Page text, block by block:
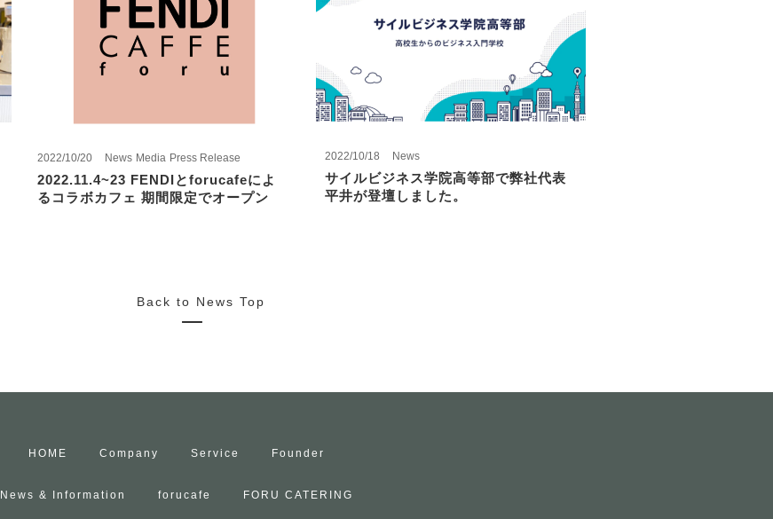
2022/10/20 News Media Press Release
2022.11.4~23 FENDIとforucafeによ
るコラボカフェ 期間限定でオープン
2022/10/18 News
サイルビジネス学院高等部で弊社代表
平井が登壇しました。
Back to News Top
HOME Company Service Founder
News & Information forucafe FORU CATERING